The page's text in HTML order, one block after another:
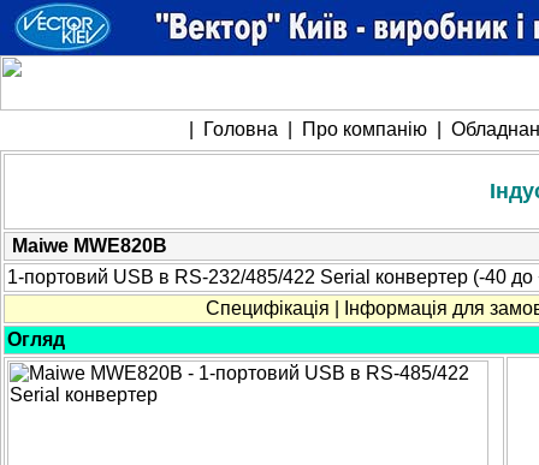
Головна Про компанію
Maiwe MWE820B
1-портовий USB в RS-232/485/422 Serial конвертер (-40 до
Специфікація
Інформація для
Огляд